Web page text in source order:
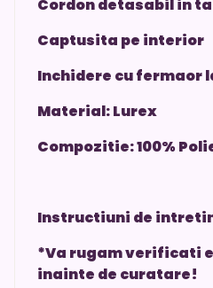
Cordon detasabil in
Captusita pe interior
Inchidere cu fermaor
Material: Lurex
Compozitie: 100%
Instructiuni de
*Va rugam verificati
inainte de curatare!